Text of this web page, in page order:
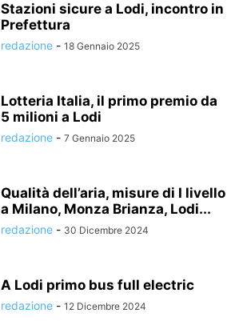
Stazioni sicure a Lodi, incontro in
Prefettura
redazione - 18 Gennaio 2025
Lotteria Italia, il primo premio da
5 milioni a Lodi
redazione - 7 Gennaio 2025
Qualità dell’aria, misure di I livello
a Milano, Monza Brianza, Lodi...
redazione - 30 Dicembre 2024
A Lodi primo bus full electric
redazione - 12 Dicembre 2024